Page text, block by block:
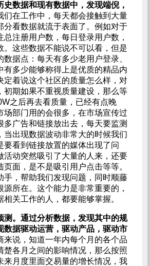
史数据和现有数据中，发现端倪，
们在工作中，每天都会接触到大量
分看数据就流于表面了。例如对于
总注册用户数，每日登录用户数，
。这些数据不能说不可以看，但是
据点：每天有多少老用户登录、
有多少能够称得上是优质的精品内
定着说这个社区的质量怎么样，对
初期如果不重视质量建设，那么等
之后再去看质量，已经有点晚
场部门用的会很多，在市场宣传过
多广告和链接放出去，每天要监测
当出现数据波动非常大的时候我们
要看到链接放置的媒体出现了问
活动突然吸引了大量的人来，还要
面，是不是吸引用户点击等等。
手，帮助我们发现问题，同时顺藤
源所在。这个能力是非常重要的，
关工作的人，都要能够掌握。
测。通过分析数据，发现其中的规
数据驱动运营，驱动产品，驱动市
来说，知道一年内每个月的各个品
楚各月之间的影响情况，那么按照
来月度里面交易量的增长情况，我